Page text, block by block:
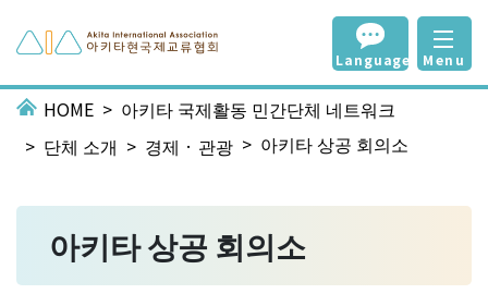
Language Menu
HOME
아키타 국제활동 민간단체 네트워크
단체 소개
경제 · 관광 아키타 상공 회의소
아키타 상공 회의소